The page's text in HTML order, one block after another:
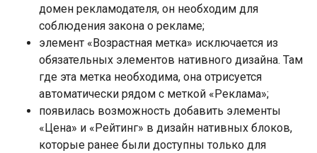
домен рекламодателя, он необходим для
соблюдения закона о рекламе;
элемент «Возрастная метка» исключается из
обязательных элементов нативного дизайна. Там
где эта метка необходима, она отрисуется
автоматически рядом с меткой «Реклама»;
появилась возможность добавить элементы
«Цена» и «Рейтинг» в дизайн нативных блоков,
которые ранее были доступны только для